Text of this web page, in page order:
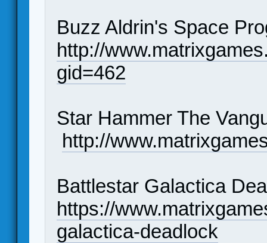
Buzz Aldrin's Space
http://
gid=462
Star Hammer The
http://
Battlestar Galactica
https://
galactica-deadlock